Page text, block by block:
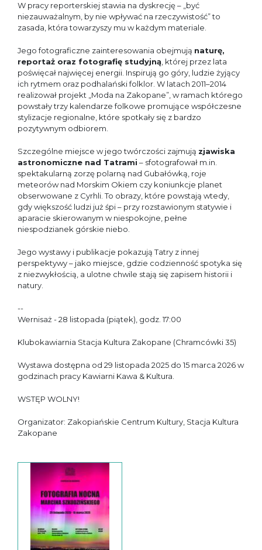
W pracy reporterskiej stawia na dyskrecję – „być
niezauważalnym, by nie wpływać na rzeczywistość” to
zasada, która towarzyszy mu w każdym materiale.
Jego fotograficzne zainteresowania obejmują naturę,
reportaż oraz fotografię studyjną, której przez lata
poświęcał najwięcej energii. Inspirują go góry, ludzie żyjący
ich rytmem oraz podhalański folklor. W latach 2011–2014
realizował projekt „Moda na Zakopane”, w ramach którego
powstały trzy kalendarze folkowe promujące współczesne
stylizacje regionalne, które spotkały się z bardzo
pozytywnym odbiorem.
Szczególne miejsce w jego twórczości zajmują zjawiska
astronomiczne nad Tatrami – sfotografował m.in.
spektakularną zorzę polarną nad Gubałówką, roje
meteorów nad Morskim Okiem czy koniunkcje planet
obserwowane z Cyrhli. To obrazy, które powstają wtedy,
gdy większość ludzi już śpi – przy rozstawionym statywie i
aparacie skierowanym w niespokojne, pełne
niespodzianek górskie niebo.
Jego wystawy i publikacje pokazują Tatry z innej
perspektywy – jako miejsce, gdzie codzienność spotyka się
z niezwykłością, a ulotne chwile stają się zapisem historii i
natury.
--
Wernisaż - 28 listopada (piątek), godz. 17:00
Klubokawiarnia Stacja Kultura Zakopane (Chramcówki 35)
Wystawa dostępna od 29 listopada 2025 do 15 marca 2026 w
godzinach pracy Kawiarni Kawa & Kultura.
WSTĘP WOLNY!
Organizator: Zakopiańskie Centrum Kultury, Stacja Kultura
Zakopane